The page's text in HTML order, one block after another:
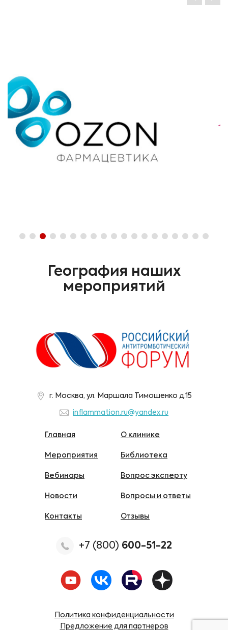
География наших
мероприятий
г. Москва, ул. Маршала Тимошенко д.15
inflammation.ru@yandex.ru
Главная
Мероприятия
Вебинары
Новости
Контакты
О клинике
Библиотека
Вопрос эксперту
Вопросы и ответы
Отзывы
+7 (800) 600-51-22
Политика конфиденциальности
Предложение для партнеров